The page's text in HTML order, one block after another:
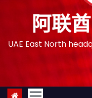
阿联
UAE East North